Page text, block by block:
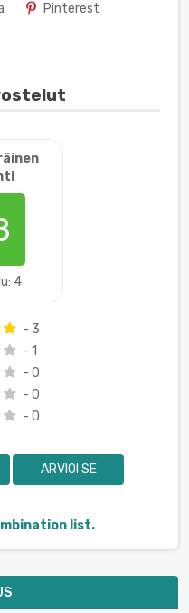
Pinterest
4
- 3
- 1
- 0
- 0
- 0
ARVIOI SE
list.